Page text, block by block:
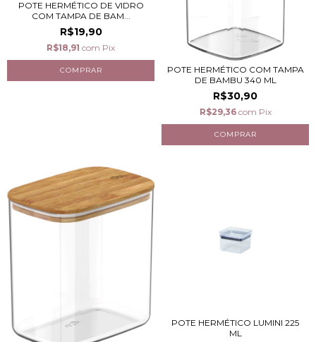
POTE HERMÉTICO DE VIDRO
COM TAMPA DE BAM...
R$19,90
R$18,91 com Pix
POTE HERMÉTICO COM TAMPA
DE BAMBU 340 ML
R$30,90
R$29,36 com Pix
POTE HERMÉTICO LUMINI 225
ML